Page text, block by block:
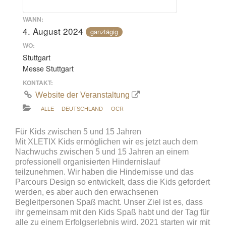
WANN:
4. August 2024 ganztägig
WO:
Stuttgart
Messe Stuttgart
KONTAKT:
Website der Veranstaltung
ALLE DEUTSCHLAND OCR
Für Kids zwischen 5 und 15 Jahren
Mit XLETIX Kids ermöglichen wir es jetzt auch dem
Nachwuchs zwischen 5 und 15 Jahren an einem
professionell organisierten Hindernislauf
teilzunehmen. Wir haben die Hindernisse und das
Parcours Design so entwickelt, dass die Kids gefordert
werden, es aber auch den erwachsenen
Begleitpersonen Spaß macht. Unser Ziel ist es, dass
ihr gemeinsam mit den Kids Spaß habt und der Tag für
alle zu einem Erfolgserlebnis wird. 2021 starten wir mit